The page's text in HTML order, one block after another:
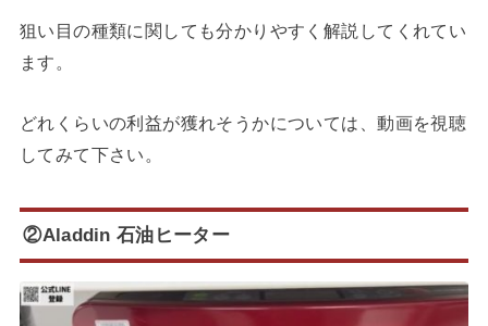
狙い目の種類に関しても分かりやすく解説してくれてい
ます。
どれくらいの利益が獲れそうかについては、動画を視聴
してみて下さい。
②Aladdin 石油ヒーター